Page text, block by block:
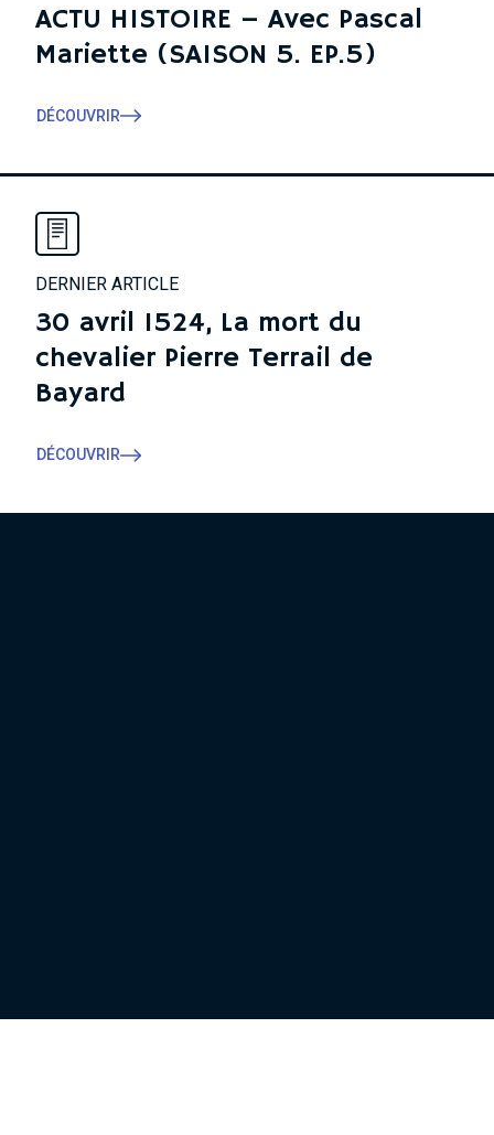
ACTU HISTOIRE – Avec Pascal
Mariette (SAISON 5. EP.5)
DÉCOUVRIR
DERNIER ARTICLE
30 avril 1524, La mort du
chevalier Pierre Terrail de
Bayard
DÉCOUVRIR